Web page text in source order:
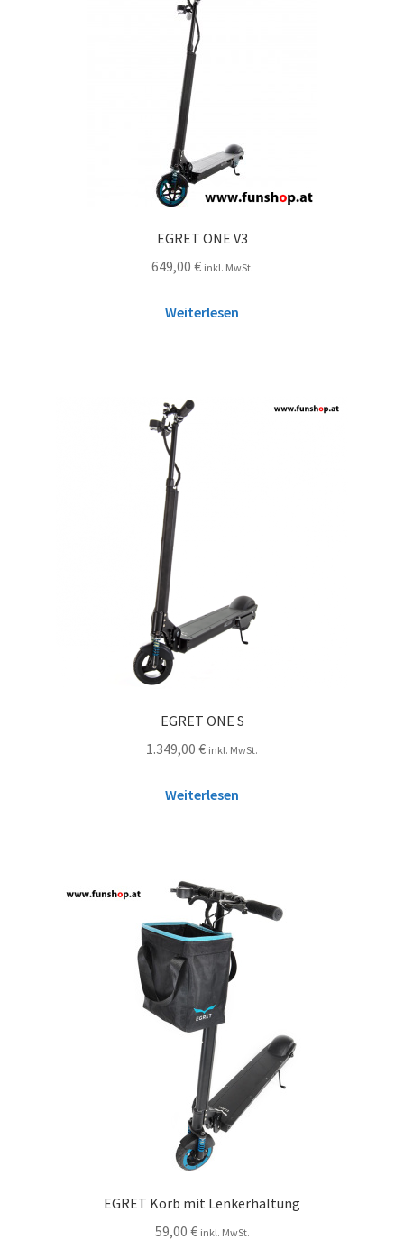
EGRET ONE V3
649,00 € inkl. MwSt.
Weiterlesen
EGRET ONE S
1.349,00 € inkl. MwSt.
Weiterlesen
EGRET Korb mit Lenkerhaltung
59,00 € inkl. MwSt.